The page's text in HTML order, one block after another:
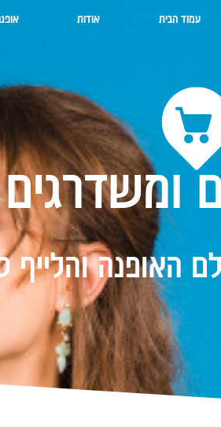
עמוד הבית אודות
ומשדרגים
האופנה והלייף